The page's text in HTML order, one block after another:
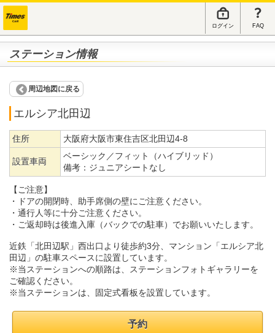
ログイン FAQ
ステーション情報
周辺地図に戻る
エルシア北田辺
住所 大阪府大阪市東住吉区北田辺4-8
設置車両
ベーシック／フィット（ハイブリッド）
備考： ジュニアシートなし
【ご注意】
・ドアの開閉時、助手席側の壁にご注意ください。
・通行人等に十分ご注意ください。
・ご返却時は後進入庫（バックでの駐車）でお願いいたします。
近鉄「北田辺駅」西出口より徒歩約3分、マンション「エルシア北
田辺」の駐車スペースに設置しています。
※当ステーションへの順路は、ステーションフォトギャラリーを
ご確認ください。
※当ステーションは、固定式看板を設置しています。
予約